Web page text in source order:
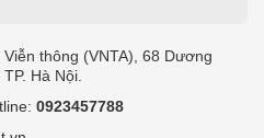
thông (VNTA), 68 Dương
Hà Nội.
0923457788